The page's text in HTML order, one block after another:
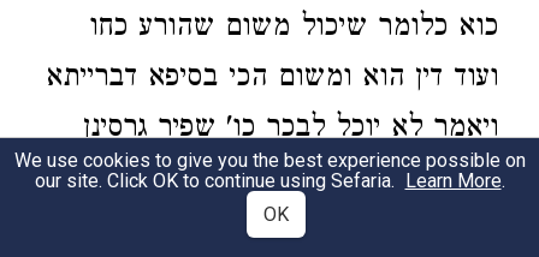
כוא כלומר שיכול משום שהורע כחו
ועוד דין הוא ומשום הכי בסיפא דברייתא
ויאמר לא יוכל לבכר כו' שפיר גרסינן
והלא דין הוא ודו"ק (עי' במהרש"א):
We use cookies to give you the best experience possible on
our site. Click OK to continue using Sefaria. Learn More.
OK